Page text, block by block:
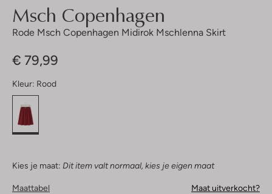
Msch Copenhagen
Rode Msch Copenhagen Midirok Mschlenna Skirt
€ 79,99
Kleur: Rood
Kies je maat: Dit item valt normaal, kies je eigen maat
Maattabel Maat uitverkocht?